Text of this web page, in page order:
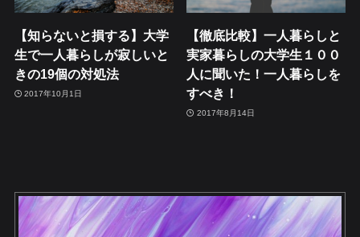
【知らないと損する】大学
生で一人暮らしが寂しいと
きの19個の対処法
2017年10月1日
【徹底比較】一人暮らしと
実家暮らしの大学生１００
人に聞いた！一人暮らしを
すべき！
2017年8月14日